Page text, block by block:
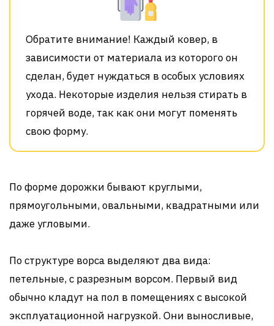
Обратите внимание! Каждый ковер, в
зависимости от материала из которого он
сделан, будет нуждаться в особых условиях
ухода. Некоторые изделия нельзя стирать в
горячей воде, так как они могут поменять
свою форму.
По форме дорожки бывают круглыми,
прямоугольными, овальными, квадратными или
даже угловыми.
По структуре ворса выделяют два вида:
петельные, с разрезным ворсом. Первый вид
обычно кладут на пол в помещениях с высокой
эксплуатационной нагрузкой. Они выносливые,